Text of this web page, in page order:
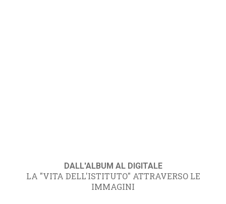
DALL'ALBUM AL DIGITALE
LA "VITA DELL'ISTITUTO" ATTRAVERSO LE
IMMAGINI